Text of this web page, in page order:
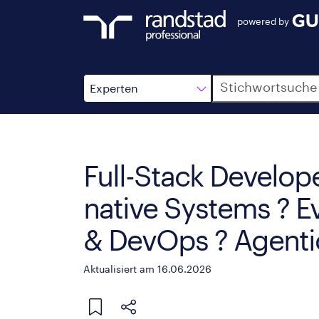
powered by
Experten
Suche
Full-Stack
native Systems ?
& DevOps ?
Aktualisiert am 16.06.2026